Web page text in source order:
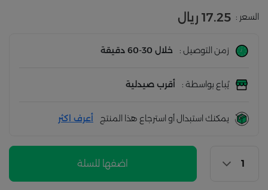
السعر : 17.25 ريال
زمن التوصيل : خلال 30-60 دقيقة
يُباع بواسطة : أقرب صيدلية
يمكنك استبدال أو استرجاع هذا المنتج أعرف اكثر
اضفها للسلة